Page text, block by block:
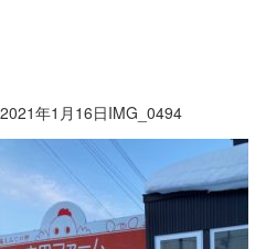
2021年1月16日IMG_0494